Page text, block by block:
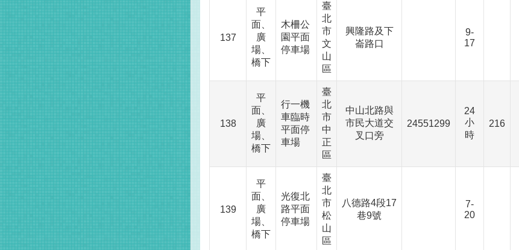
137
平
面、
廣
場、
橋下
木柵公
園平面
停車場
臺
北
市
文
山
區
興隆路及下
崙路口
9-
17
138
平
面、
廣
場、
橋下
行一機
車臨時
平面停
車場
臺
北
市
中
正
區
中山北路與
市民大道交
叉口旁
24551299
24
小
時
216
139
平
面、
廣
場、
橋下
光復北
路平面
停車場
臺
北
市
松
山
區
八德路4段17
巷9號
7-
20